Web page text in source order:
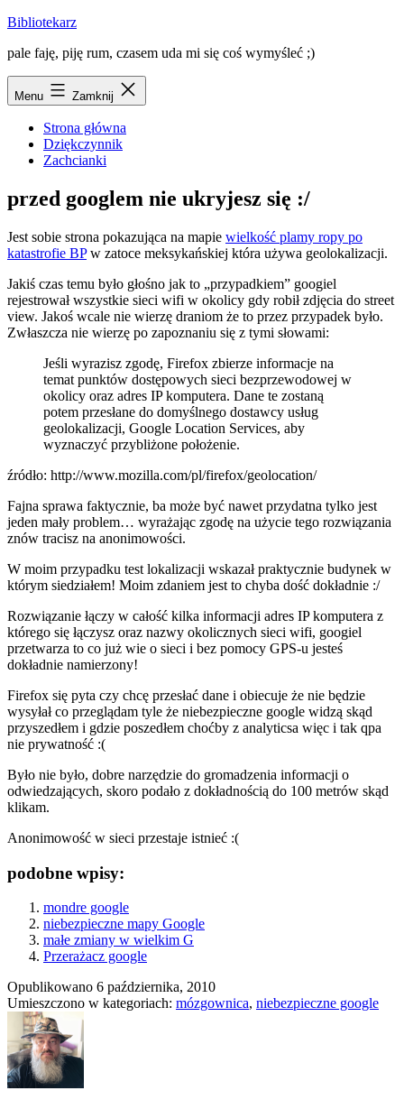
Przejdź
treści
Bibliotekarz
pale faję, piję rum, czasem uda mi się coś wymyśleć ;)
Menu Zamknij
Strona główna
Dziękczynnik
Zachcianki
przed googlem nie ukryjesz się :/
Jest sobie strona pokazująca na mapie wielkość plamy ropy po
katastrofie BPw zatoce meksykańskiej która używa geolokalizacji.
Jakiś czas temu było głośno jak to „przypadkiem” googiel
rejestrował wszystkie sieci wifi w okolicy gdy robił zdjęcia do street
view. Jakoś wcale nie wierzę draniom że to przez przypadek było.
Zwłaszcza nie wierzę po zapoznaniu się z tymi słowami:
Jeśli wyrazisz zgodę, Firefox zbierze informacje na
temat punktów dostępowych sieci bezprzewodowej w
okolicy oraz adres IP komputera. Dane te zostaną
potem przesłane do domyślnego dostawcy usług
geolokalizacji, Google Location Services, aby
wyznaczyć przybliżone położenie.
źródło: http://www.mozilla.com/pl/firefox/geolocation/
Fajna sprawa faktycznie, ba może być nawet przydatna tylko jest
jeden mały problem… wyrażając zgodę na użycie tego rozwiązania
znów tracisz na anonimowości.
W moim przypadku test lokalizacji wskazał praktycznie budynek w
którym siedziałem! Moim zdaniem jest to chyba dość dokładnie :/
Rozwiązanie łączy w całość kilka informacji adres IP komputera z
którego się łączysz oraz nazwy okolicznych sieci wifi, googiel
przetwarza to co już wie o sieci i bez pomocy GPS-u jesteś
dokładnie namierzony!
Firefox się pyta czy chcę przesłać dane i obiecuje że nie będzie
wysyłał co przeglądam tyle że niebezpieczne google widzą skąd
przyszedłem i gdzie poszedłem choćby z analyticsa więc i tak qpa
nie prywatność :(
Było nie było, dobre narzędzie do gromadzenia informacji o
odwiedzających, skoro podało z dokładnością do 100 metrów skąd
klikam.
Anonimowość w sieci przestaje istnieć :(
podobne wpisy:
mondre google
niebezpieczne mapy Google
małe zmiany w wielkim G
Przerażacz google
Opublikowano 6 października, 2010
Umieszczono w kategoriach: mózgownica, niebezpieczne google